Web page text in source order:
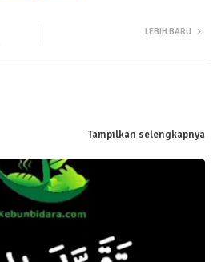
LEBIH BARU
Tampilkan selengkapnya